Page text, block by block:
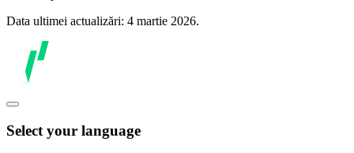
Data ultimei actualizări: 4 martie 2026.
Select your language